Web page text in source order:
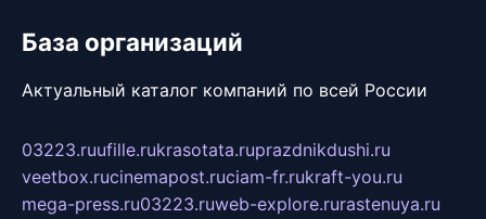
База организаций
Актуальный каталог компаний по всей России
03223.ruufille.rukrasotata.ruprazdnikdushi.ru
veetbox.rucinemapost.ruciam-fr.rukraft-you.ru
mega-press.ru03223.ruweb-explore.rurastenuya.ru